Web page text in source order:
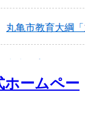
ホームペー